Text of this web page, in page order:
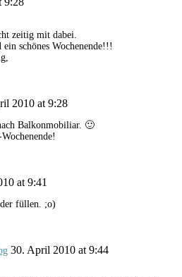
zeitig mit dabei.
schönes Wochenende!!!
2010 at 9:28
Balkonmobiliar. 🙂
at 9:41
füllen. ;o)
30. April 2010 at 9:44